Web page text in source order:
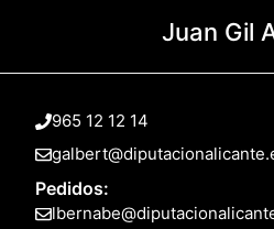
Juan Gil
965 12 12 14
Pedidos: